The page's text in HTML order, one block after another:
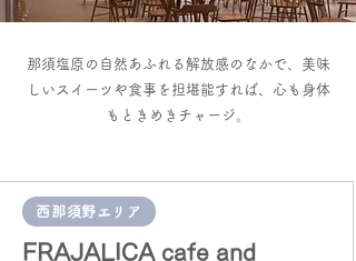
​那須塩原の自然あふれる解放感のなかで、美味
しいスイーツや食事を担堪能すれば、心も身体
もときめきチャージ。
西那須野エリア
FRAJALICA cafe and